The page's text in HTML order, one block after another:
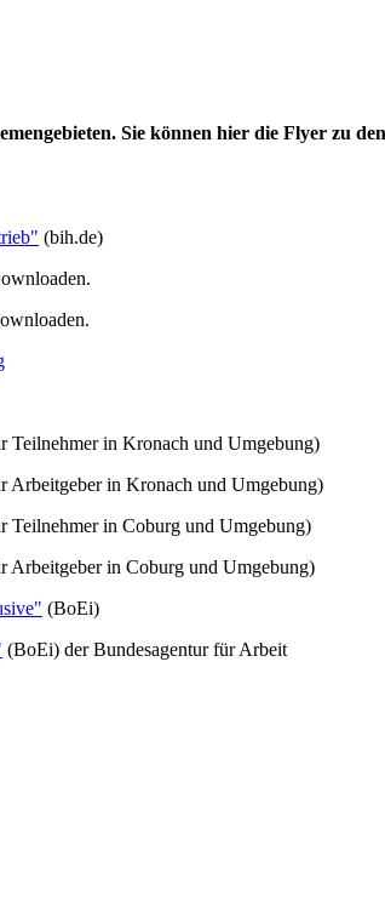
Sie können hier die Flyer zu
(bih.de)
Teilnehmer in Kronach und Umgebung)
Arbeitgeber in Kronach und Umgebung)
Teilnehmer in Coburg und Umgebung)
Arbeitgeber in Coburg und Umgebung)
(BoEi)
(BoEi) der Bundesagentur für Arbeit